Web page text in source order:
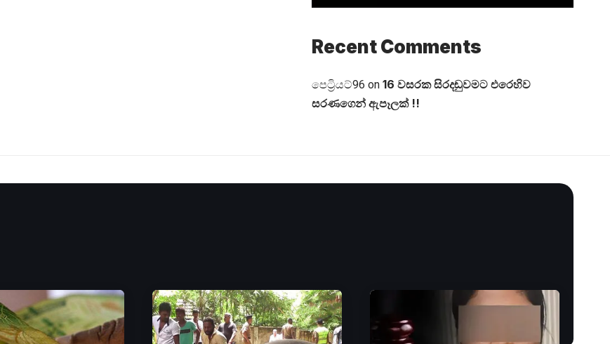
Recent Comments
පෙට්‍රියට්96 on 16 වසරක සිරදඬුවමට එරෙහිව
සරණගෙන් ඇපෑලක් !!